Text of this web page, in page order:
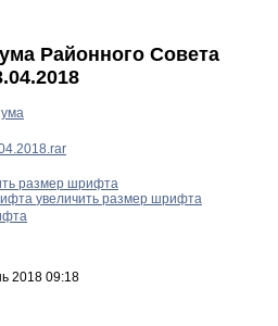
Районного Совета
размер шрифта
увеличить размер шрифта
2018 09:18